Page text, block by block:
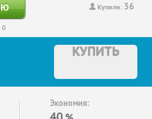
Купили: 36
0
КУПИТЬ
Экономия: